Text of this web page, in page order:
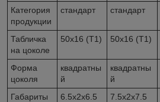
Категория
продукции
стандарт стандарт
Табличка
на цоколе
50х16 (Т1) 50х16 (Т1)
Форма
цоколя
квадратны
й
квадратны
й
Габариты
6.5х2х6.5
7.5х2х7.5